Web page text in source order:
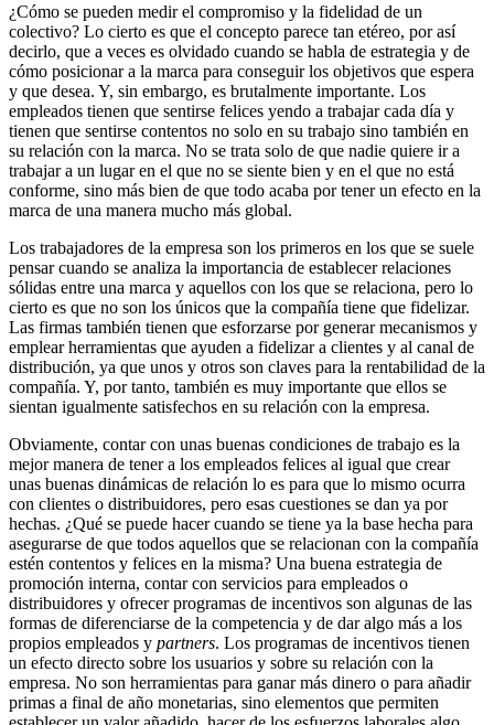
¿Cómo se pueden medir el compromiso y la fidelidad de un
colectivo? Lo cierto es que el concepto parece tan etéreo, por así
decirlo, que a veces es olvidado cuando se habla de estrategia y de
cómo posicionar a la marca para conseguir los objetivos que espera
y que desea. Y, sin embargo, es brutalmente importante. Los
empleados tienen que sentirse felices yendo a trabajar cada día y
tienen que sentirse contentos no solo en su trabajo sino también en
su relación con la marca. No se trata solo de que nadie quiere ir a
trabajar a un lugar en el que no se siente bien y en el que no está
conforme, sino más bien de que todo acaba por tener un efecto en la
marca de una manera mucho más global.
Los trabajadores de la empresa son los primeros en los que se suele
pensar cuando se analiza la importancia de establecer relaciones
sólidas entre una marca y aquellos con los que se relaciona, pero lo
cierto es que no son los únicos que la compañía tiene que fidelizar.
Las firmas también tienen que esforzarse por generar mecanismos y
emplear herramientas que ayuden a fidelizar a clientes y al canal de
distribución, ya que unos y otros son claves para la rentabilidad de la
compañía. Y, por tanto, también es muy importante que ellos se
sientan igualmente satisfechos en su relación con la empresa.
Obviamente, contar con unas buenas condiciones de trabajo es la
mejor manera de tener a los empleados felices al igual que crear
unas buenas dinámicas de relación lo es para que lo mismo ocurra
con clientes o distribuidores, pero esas cuestiones se dan ya por
hechas. ¿Qué se puede hacer cuando se tiene ya la base hecha para
asegurarse de que todos aquellos que se relacionan con la compañía
estén contentos y felices en la misma? Una buena estrategia de
promoción interna, contar con servicios para empleados o
distribuidores y ofrecer programas de incentivos son algunas de las
formas de diferenciarse de la competencia y de dar algo más a los
propios empleados y partners. Los programas de incentivos tienen
un efecto directo sobre los usuarios y sobre su relación con la
empresa. No son herramientas para ganar más dinero o para añadir
primas a final de año monetarias, sino elementos que permiten